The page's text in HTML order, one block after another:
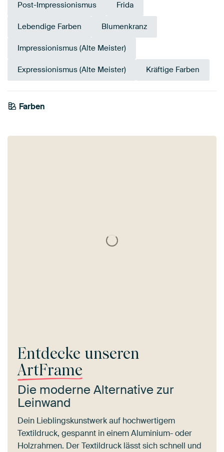
Post-Impressionismus Frida
Lebendige Farben Blumenkranz
Impressionismus (Alte Meister)
Expressionismus (Alte Meister) Kräftige Farben
Farben
Mauve
Teal
Rot
Entdecke unseren
ArtFrame
Die moderne Alternative zur
Leinwand
Dein Lieblingskunstwerk auf hochwertigem
Textildruck, gespannt in einem Aluminium- oder
Holzrahmen. Der Textildruck lässt sich schnell und